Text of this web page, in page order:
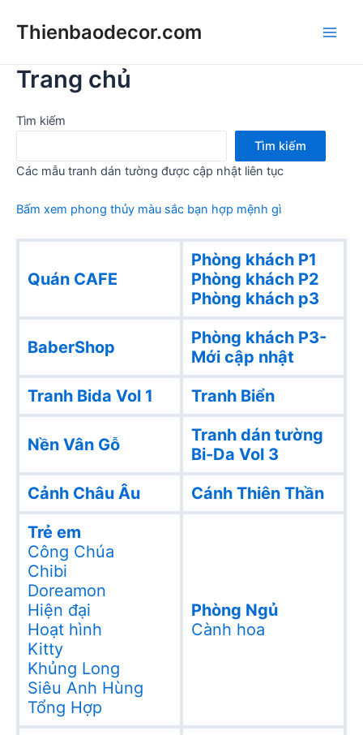
Thienbaodecor.com
Trang chủ
Tìm kiếm
Tìm kiếm
Các mẫu tranh dán tường được cập nhật liên tục
Bấm xem phong thủy màu sắc bạn hợp mệnh gì
Quán CAFE
Phòng khách P1
Phòng khách P2
Phòng khách p3
BaberShop
Phòng khách P3-
Mới cập nhật
Tranh Bida Vol 1
Tranh Biển
Nền Vân Gỗ
Tranh dán tường
Bi-Da Vol 3
Cảnh Châu Âu
Cánh Thiên Thần
Trẻ em
Công Chúa
Chibi
Doreamon
Hiện đại
Hoạt hình
Kitty
Khủng Long
Siêu Anh Hùng
Tổng Hợp
Phòng Ngủ
Cành hoa